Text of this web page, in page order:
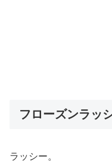
フローズンラッ
ラッシー。